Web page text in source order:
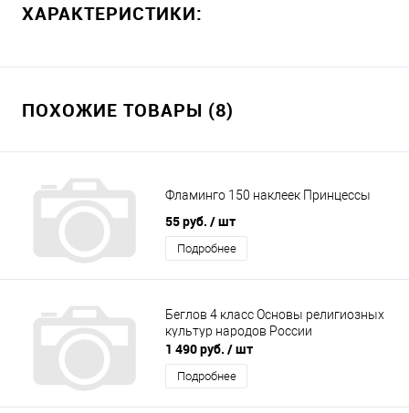
ХАРАКТЕРИСТИКИ:
ПОХОЖИЕ ТОВАРЫ (8)
Фламинго 150 наклеек Принцессы
55 руб. / шт
Подробнее
Беглов 4 класс Основы религиозных
культур народов России
1 490 руб. / шт
Подробнее